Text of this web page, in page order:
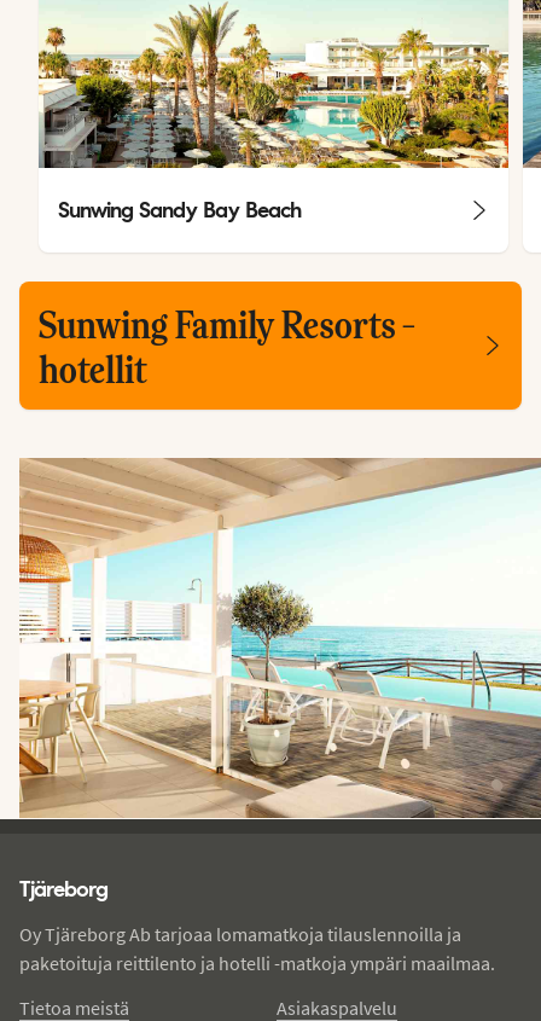
Sunwing Sandy Bay Beach
Sunwing Family Resorts -
hotellit
Tjäreborg
Oy Tjäreborg Ab tarjoaa lomamatkoja tilauslennoilla ja
paketoituja reittilento ja hotelli -matkoja ympäri maailmaa.
Tietoa meistä
Asiakaspalvelu